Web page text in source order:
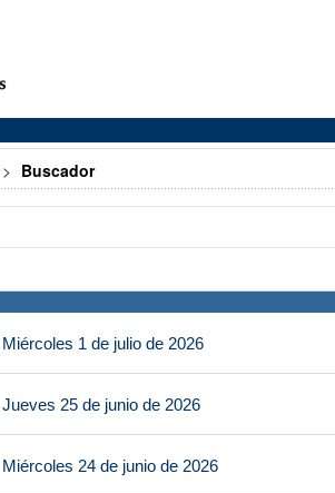
> Buscador
1 de julio de 2026
25 de junio de 2026
24 de junio de 2026